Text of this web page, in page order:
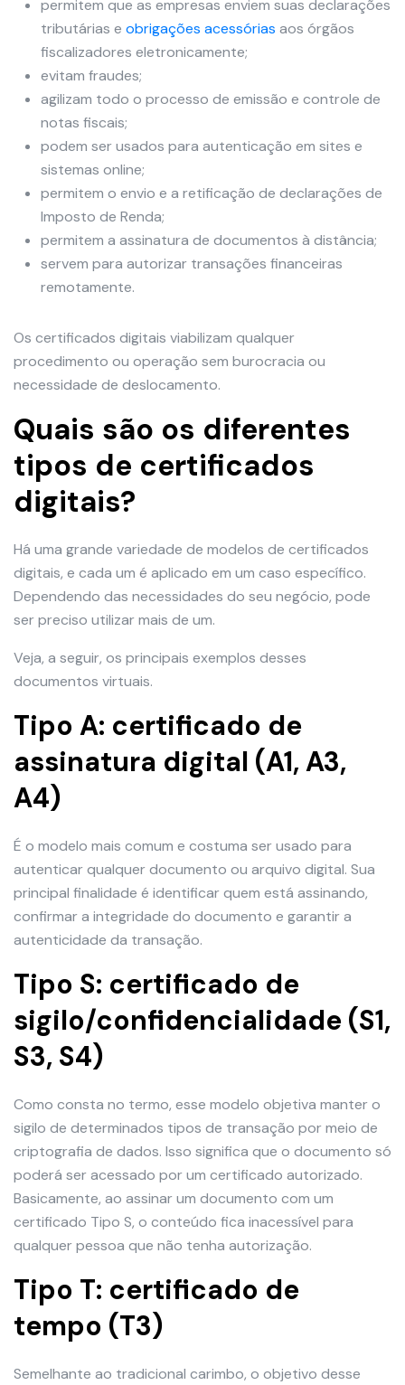
permitem que as empresas enviem suas declarações
tributárias e obrigações acessórias aos órgãos
fiscalizadores eletronicamente;
evitam fraudes;
agilizam todo o processo de emissão e controle de
notas fiscais;
podem ser usados para autenticação em sites e
sistemas online;
permitem o envio e a retificação de declarações de
Imposto de Renda;
permitem a assinatura de documentos à distância;
servem para autorizar transações financeiras
remotamente.
Os certificados digitais viabilizam qualquer
procedimento ou operação sem burocracia ou
necessidade de deslocamento.
Quais são os diferentes
tipos de certificados
digitais?
Há uma grande variedade de modelos de certificados
digitais, e cada um é aplicado em um caso específico.
Dependendo das necessidades do seu negócio, pode
ser preciso utilizar mais de um.
Veja, a seguir, os principais exemplos desses
documentos virtuais.
Tipo A: certificado de
assinatura digital (A1, A3,
A4)
É o modelo mais comum e costuma ser usado para
autenticar qualquer documento ou arquivo digital. Sua
principal finalidade é identificar quem está assinando,
confirmar a integridade do documento e garantir a
autenticidade da transação.
Tipo S: certificado de
sigilo/confidencialidade (S1,
S3, S4)
Como consta no termo, esse modelo objetiva manter o
sigilo de determinados tipos de transação por meio de
criptografia de dados. Isso significa que o documento só
poderá ser acessado por um certificado autorizado.
Basicamente, ao assinar um documento com um
certificado Tipo S, o conteúdo fica inacessível para
qualquer pessoa que não tenha autorização.
Tipo T: certificado de
tempo (T3)
Semelhante ao tradicional carimbo, o objetivo desse